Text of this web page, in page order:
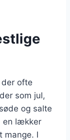
der ofte
som jul,
og salte
en lækker
mange. I